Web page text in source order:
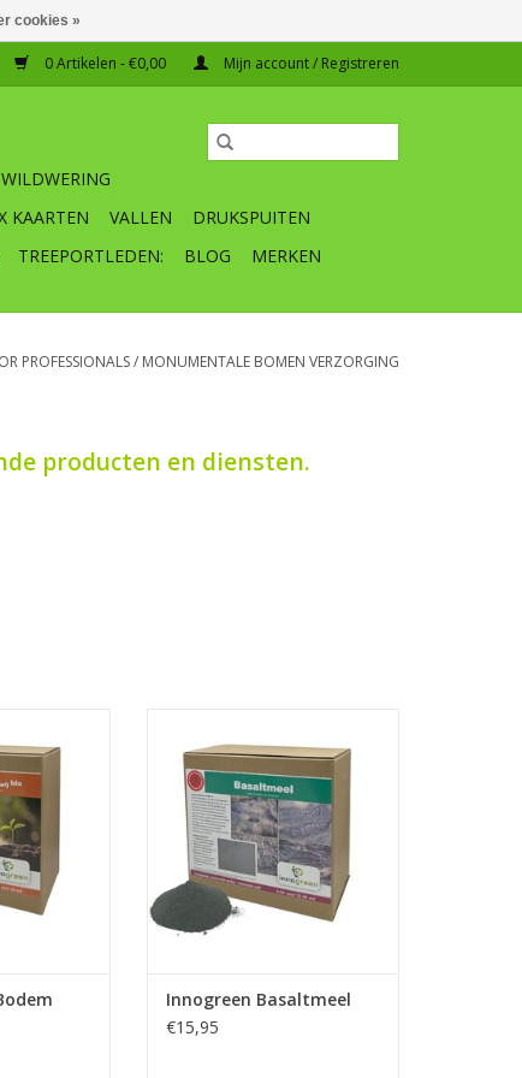
0 Artikelen - €0,00 Mijn account / Registreren
WILDWERING
KAARTEN VALLEN
DRUKSPUITEN
TREEPORTLEDEN: BLOG MERKEN
PROFESSIONALS/ MONUMENTALE BOMEN VERZORGING
producten en diensten.
micro-
en
gesteente dat de structuur van
kleigronden verbeterd.
TOEVOEGEN AAN WINKELWAGEN
Innogreen Basaltmeel
€15,95
cookies »